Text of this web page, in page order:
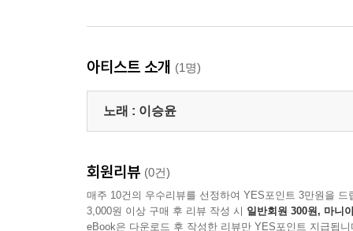
아티스트 소개 (1명)
노래 : 이승윤
회원리뷰 (0건)
매주 10건의 우수리뷰를 선정하여 YES포인트 3만원을 드
3,000원 이상 구매 후 리뷰 작성 시 일반회원 300원, 마니
eBook은 다운로드 후 작성한 리뷰만 YES포인트 지급됩니